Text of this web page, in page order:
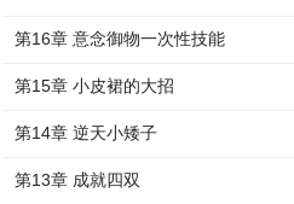
第16章 意念御物一次性技能
第15章 小皮裙的大招
第14章 逆天小矮子
第13章 成就四双